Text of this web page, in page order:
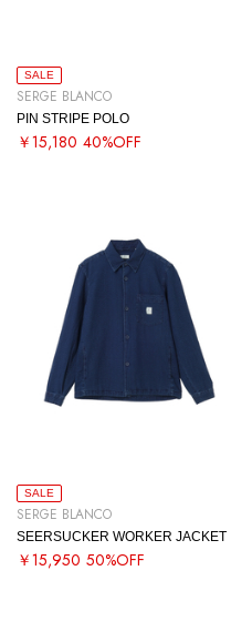
SALE
SERGE BLANCO
PIN STRIPE POLO
￥15,180 40%OFF
SALE
SERGE BLANCO
SEERSUCKER WORKER JACKET
￥15,950 50%OFF